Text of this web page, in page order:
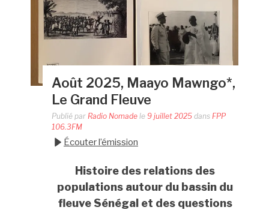
Août 2025, Maayo Mawngo*,
Le Grand Fleuve
Publié par Radio Nomadele 9 juillet 2025dans FPP
106.3FM
Écouter l’émission
Histoire des relations des
populations autour du bassin du
fleuveSénégal et des questions